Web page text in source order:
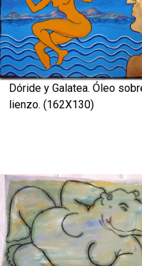
Dóride y Galatea. Óleo
lienzo. (162X130)